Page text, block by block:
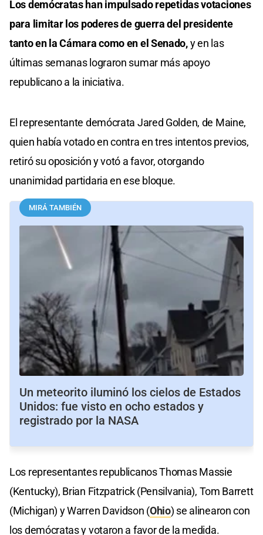
Los demócratas han impulsado repetidas votaciones
para limitar los poderes de guerra del presidente
tanto en la Cámara como en el Senado,y en las
últimas semanas lograron sumar más apoyo
republicano a la iniciativa.
El representante demócrata Jared Golden, de Maine,
quien había votado en contra en tres intentos previos,
retiró su oposición y votó a favor, otorgando
unanimidad partidaria en ese bloque.
MIRÁ TAMBIÉN
Un meteorito iluminó los cielos de Estados
Unidos: fue visto en ocho estados y
registrado por la NASA
Los representantes republicanos Thomas Massie
(Kentucky), Brian Fitzpatrick (Pensilvania), Tom Barrett
(Michigan) y Warren Davidson (Ohio) se alinearon con
los demócratas y votaron a favor de la medida.